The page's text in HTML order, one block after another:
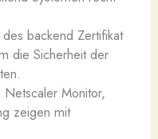
backend Zertifikat
die Sicherheit der
Monitor,
zeigen mit